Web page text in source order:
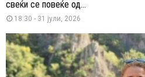
свеќи се повеќе од...
18:30 - 31 јули, 2026